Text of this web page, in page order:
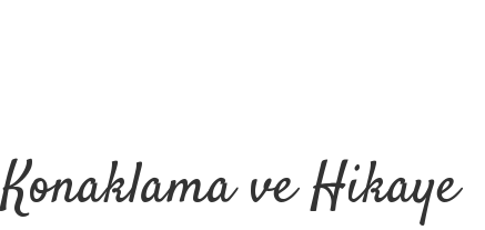
Konaklama ve Hikaye